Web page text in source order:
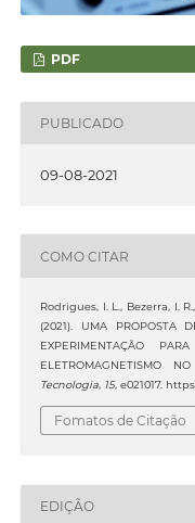
PDF
PUBLICADO
09-08-2021
COMO CITAR
Rodrigues, I. L., Bezerra, I.
(2021). UMA PROPOSTA
EXPERIMENTAÇÃO
ELETROMAGNETISMO
Tecnologia, 15, e021017.
Fomatos de Citação
EDIÇÃO